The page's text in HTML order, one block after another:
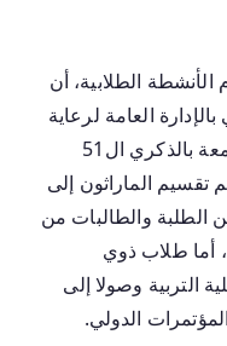
الطلابية، أن
العامة لرعاية
الشباب المركزية ضمن احتفالات الجامعة بالذكري ال51
تقسيم الماراثون إلى
والطالبات من
أما طلاب ذوي
التربية وصولا إلى
الدولي.